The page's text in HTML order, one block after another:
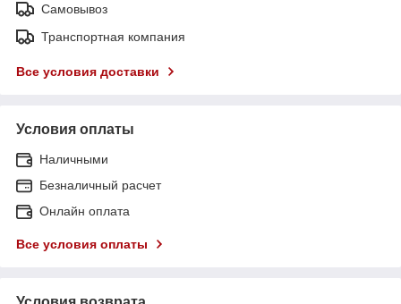
Самовывоз
Транспортная компания
Все условия доставки
Условия оплаты
Наличными
Безналичный расчет
Онлайн оплата
Все условия оплаты